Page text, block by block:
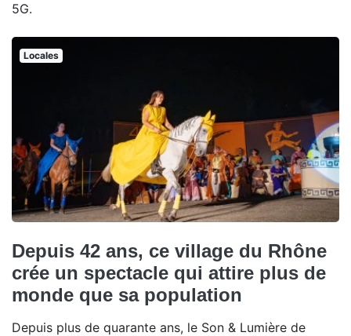
5G.
Locales
Depuis 42 ans, ce village du Rhône
crée un spectacle qui attire plus de
monde que sa population
Depuis plus de quarante ans, le Son & Lumière de